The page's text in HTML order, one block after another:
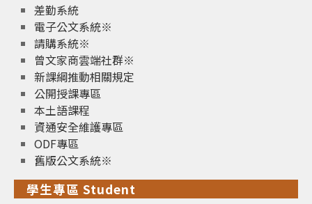
差勤系統
電子公文系統※
請購系統※
曾文家商雲端社群※
新課綱推動相關規定
公開授課專區
本土語課程
資通安全維護專區
ODF專區
舊版公文系統※
學生專區 Student